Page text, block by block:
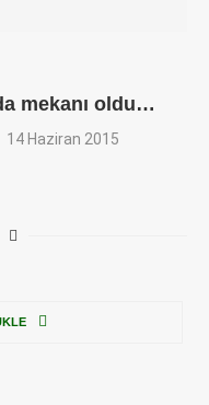
mekanı oldu…
14 Haziran 2015